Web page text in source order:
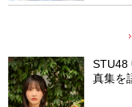
STU48
真集を